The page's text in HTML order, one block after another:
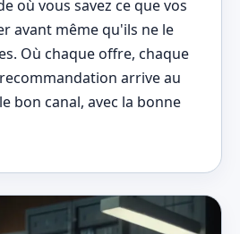
où vous savez ce que vos
avant même qu'ils ne le
Où chaque offre, chaque
arrive au
bon canal, avec la bonne